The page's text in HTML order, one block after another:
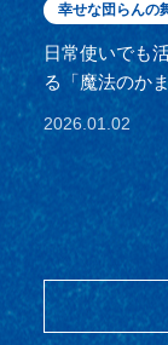
幸せな団らんの
日常使いでも
る「魔法のか
2026.01.02